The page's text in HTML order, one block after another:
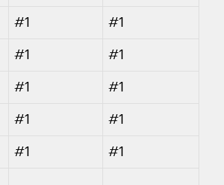
#1
#1
#1
#1
#1
#1
#1
#1
#1
#1